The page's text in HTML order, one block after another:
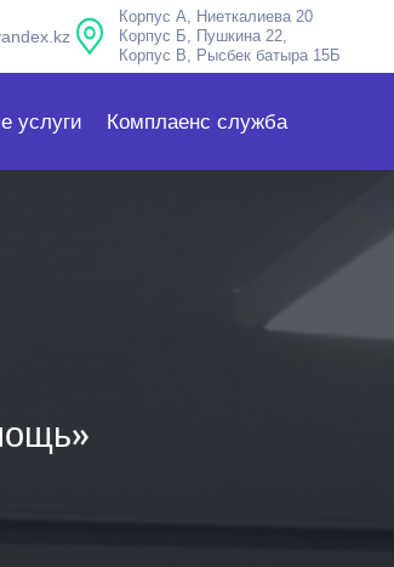
Корпус А, Ниеткалиева 20
Корпус Б, Пушкина 22,
Корпус В, Рысбек батыра 15Б
услуги Комплаенс служба